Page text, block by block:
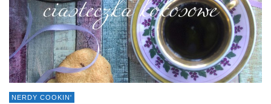
NERDY COOKIN'